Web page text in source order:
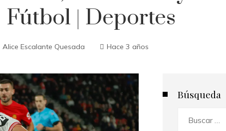
| Deportes
Alice Escalante Quesada Hace 3 años
Búsqueda